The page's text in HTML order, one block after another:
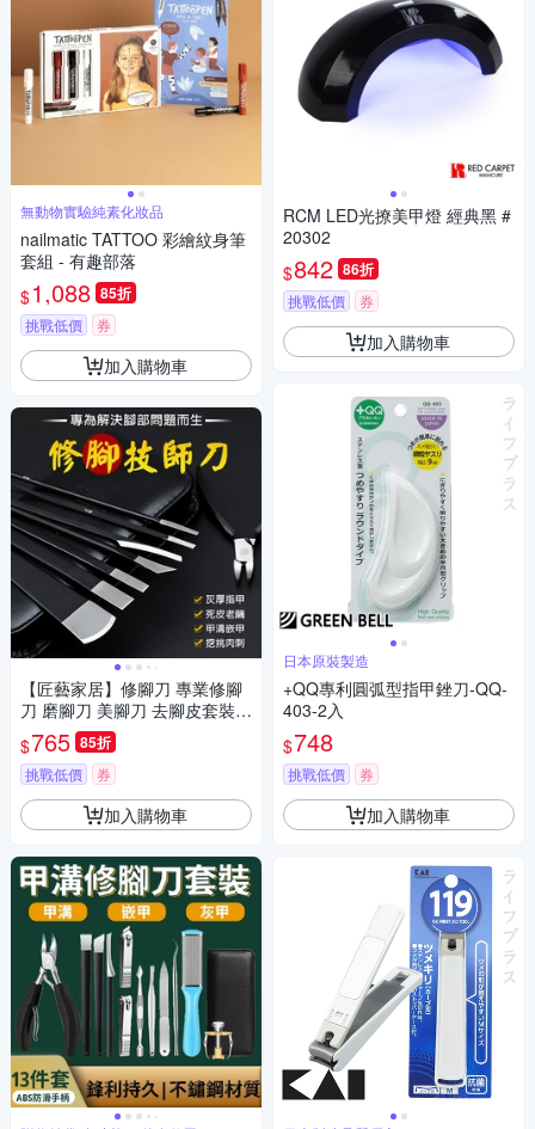
無動物實驗純素化妝品
nailmatic TATTOO 彩繪紋身筆
套組 - 有趣部落
$1,088 85折
挑戰低價 券
加入購物車
【匠藝家居】修腳刀 專業修腳
刀 磨腳刀 美腳刀 去腳皮套裝
磨腳器 去死皮刀 剪腳刀（黑色
9件套）
$765 85折
挑戰低價 券
加入購物車
RCM LED光撩美甲燈 經典黑 #
20302
$842 86折
挑戰低價 券
加入購物車
日本原裝製造
+QQ專利圓弧型指甲銼刀-QQ-
403-2入
$748
挑戰低價 券
加入購物車